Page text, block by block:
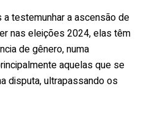
testemunhar a ascensão de
nas eleições 2024, elas têm
de gênero, numa
aquelas que se
disputa, ultrapassando os